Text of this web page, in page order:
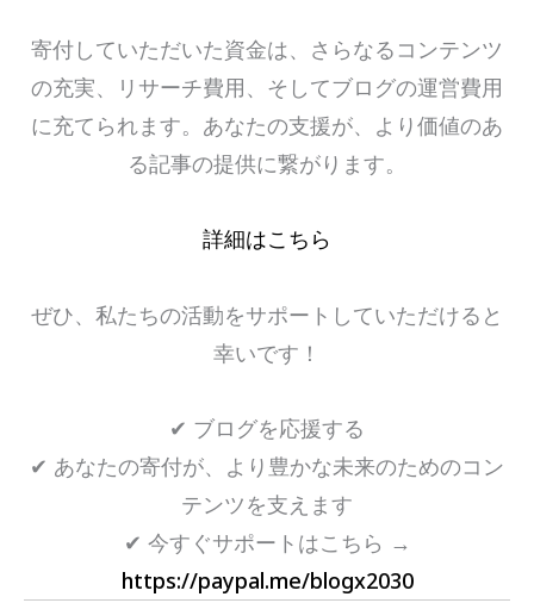
寄付していただいた資金は、さらなるコンテンツ
の充実、リサーチ費用、そしてブログの運営費用
に充てられます。あなたの支援が、より価値のあ
る記事の提供に繋がります。
詳細はこちら
ぜひ、私たちの活動をサポートしていただけると
幸いです！
✔ ブログを応援する
✔ あなたの寄付が、より豊かな未来のためのコン
テンツを支えます
✔ 今すぐサポートはこちら →
https://paypal.me/blogx2030